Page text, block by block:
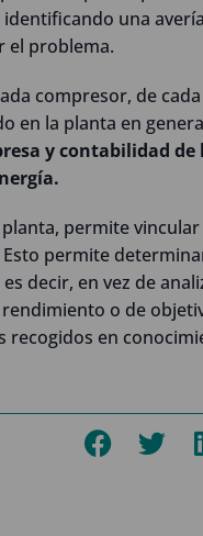
una
el problema.
compresor, de
en la planta en
y contabilidad de
permite
permite
decir, en vez de
o de
recogidos en